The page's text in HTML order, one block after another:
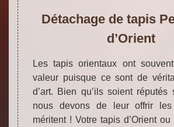
Détachage de tapis
d’Orient
Les tapis orientaux ont
valeur puisque ce sont de
d’art. Bien qu’ils soient réputés
nous devons de leur offrir les
méritent ! Votre tapis d’Orient